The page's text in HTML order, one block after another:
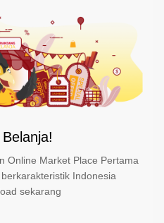
Online Market Place Pertama
Indonesia
sekarang